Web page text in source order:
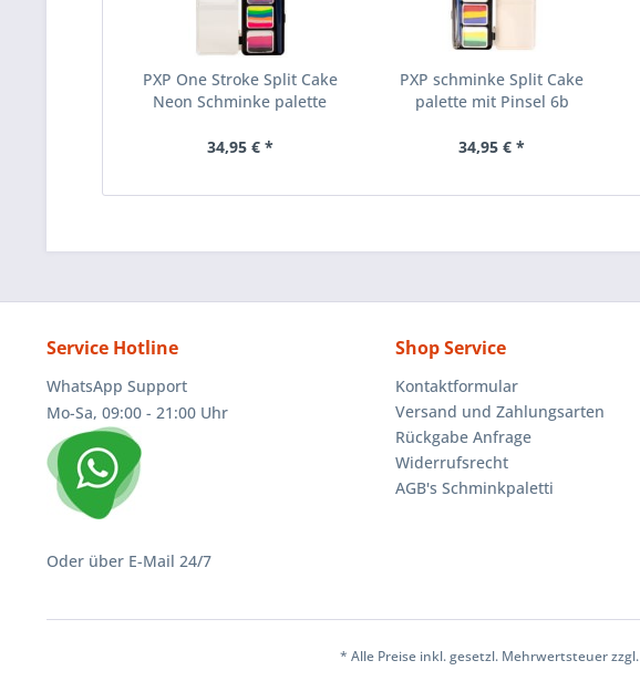
PXP One Stroke Split Cake
Neon Schminke palette
34,95 € *
PXP schminke Split Cake
palette mit Pinsel 6b
34,95 € *
Service Hotline
WhatsApp Support
Mo-Sa, 09:00 - 21:00 Uhr
Oder über E-Mail 24/7
Shop Service
Kontaktformular
Versand und Zahlungsarten
Rückgabe Anfrage
Widerrufsrecht
AGB's Schminkpaletti
* Alle Preise inkl. gesetzl. Mehrwertsteuer zzgl.